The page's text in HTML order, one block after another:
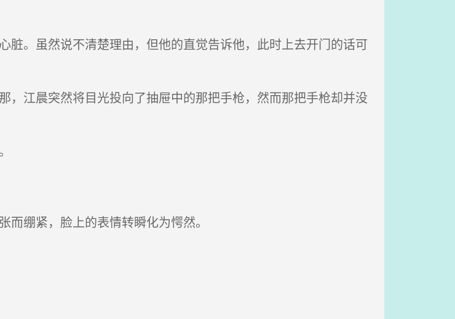
。虽然说不清楚理由，但他的直觉告诉他，此时上去开门的话可
江晨突然将目光投向了抽屉中的那把手枪，然而那把手枪却并没
绷紧，脸上的表情转瞬化为愕然。